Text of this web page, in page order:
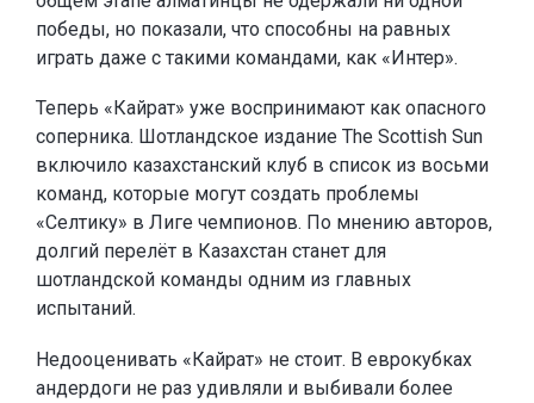
победы, но показали, что способны на равных
играть даже с такими командами, как «Интер».
Теперь «Кайрат» уже воспринимают как опасного
соперника. Шотландское издание The Scottish Sun
включило казахстанский клуб в список из восьми
команд, которые могут создать проблемы
«Селтику» в Лиге чемпионов. По мнению авторов,
долгий перелёт в Казахстан станет для
шотландской команды одним из главных
испытаний.
Недооценивать «Кайрат» не стоит. В еврокубках
андердоги не раз удивляли и выбивали более